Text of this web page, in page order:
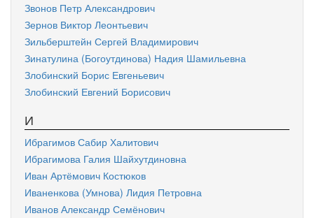
Звонов Петр Александрович
Зернов Виктор Леонтьевич
Зильберштейн Сергей Владимирович
Зинатулина (Богоутдинова) Надия Шамильевна
Злобинский Борис Евгеньевич
Злобинский Евгений Борисович
И
Ибрагимов Сабир Халитович
Ибрагимова Галия Шайхутдиновна
Иван Артёмович Костюков
Иваненкова (Умнова) Лидия Петровна
Иванов Александр Семёнович